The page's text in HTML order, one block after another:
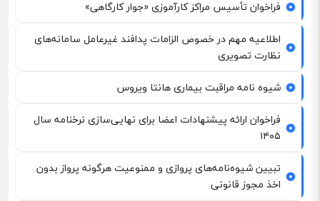
فراخوان تأسیس مراکز کارآموزی «جوار کارگاهی»
اطلاعیه مهم در خصوص الزامات پدافند غیرعامل سامانه‌های
نظارت تصویری
شیوه نامه مراقبت بیماری هانتا ویروس
فراخوان ارائه پیشنهادات اعضا برای نهایی‌سازی نرخنامه سال
۱۴۰۵
تبیین شیوه‌نامه‌های پروازی و ممنوعیت هرگونه پرواز بدون
اخذ مجوز قانونی